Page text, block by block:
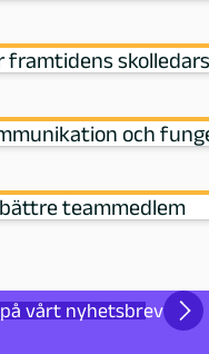
framtidens
och
teammedlem
vårt nyhetsbrev